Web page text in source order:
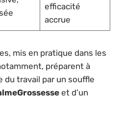
efficacité
accrue
mis en pratique dans les
préparent à
du travail par un souffle
et d’un